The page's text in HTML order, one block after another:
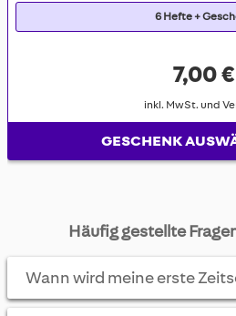
6 Hefte +
7,00 €
inkl. MwSt. und
GESCHENK
Häufig gestellte
Wann wird meine erste